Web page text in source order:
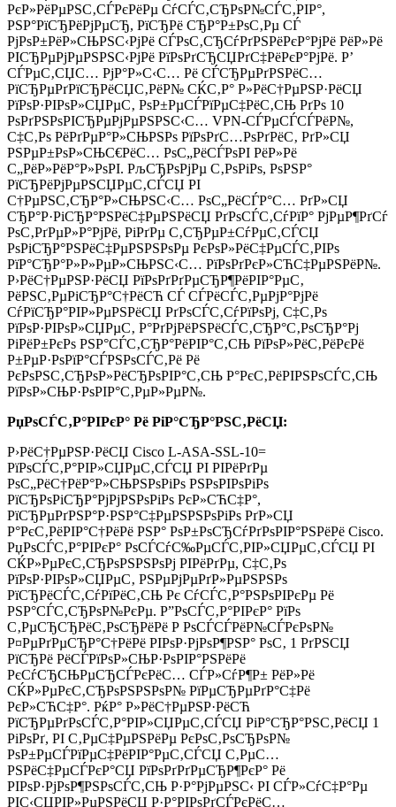
РєР»РёРµРЅС‚СЃРєРёРµ СѓСЃС‚СЂРѕР№СЃС‚РІР°,
РЅР°РїСЂРёРјРµСЂ, РїСЂРё СЂР°Р±РѕС‚Рµ СЃ
РјРѕР±РёР»СЊРЅС‹РјРё СЃРѕС‚СЂСѓРґРЅРёРєР°РјРё РёР»Рё
РІСЂРµРјРµРЅРЅС‹РјРё РїРѕРґСЂСЏРґС‡РёРєР°РјРё. Р’
СЃРµС‚СЏС… РјР°Р»С‹С… Рё СЃСЂРµРґРЅРёС…
РїСЂРµРґРїСЂРёСЏС‚РёР№ СЌС‚Р° Р»РёС†РµРЅР·РёСЏ
РїРѕР·РІРѕР»СЏРµС‚ РѕР±РµСЃРїРµС‡РёС‚СЊ РґРѕ 10
РѕРґРЅРѕРІСЂРµРјРµРЅРЅС‹С… VPN-СЃРµСЃСЃРёР№,
С‡С‚Рѕ РёРґРµР°Р»СЊРЅРѕ РїРѕРґС…РѕРґРёС‚ РґР»СЏ
РЅРµР±РѕР»СЊС€РёС… РѕС„РёСЃРѕРІ РёР»Рё
С„РёР»РёР°Р»РѕРІ. РљСЂРѕРјРµ С‚РѕРіРѕ, РѕРЅР°
РїСЂРёРјРµРЅСЏРµС‚СЃСЏ РІ
С†РµРЅС‚СЂР°Р»СЊРЅС‹С… РѕС„РёСЃР°С… РґР»СЏ
СЂР°Р·РіСЂР°РЅРёС‡РµРЅРёСЏ РґРѕСЃС‚СѓРїР° РјРµР¶РґСѓ
РѕС‚РґРµР»Р°РјРё, РіРґРµ С‚СЂРµР±СѓРµС‚СЃСЏ
РѕРіСЂР°РЅРёС‡РµРЅРЅРѕРµ РєРѕР»РёС‡РµСЃС‚РІРѕ
РїР°СЂР°Р»Р»РµР»СЊРЅС‹С… РїРѕРґРєР»СЋС‡РµРЅРёР№.
Р›РёС†РµРЅР·РёСЏ РїРѕРґРґРµСЂР¶РёРІР°РµС‚
РёРЅС‚РµРіСЂР°С†РёСЋ СЃ СЃРёСЃС‚РµРјР°РјРё
СѓРїСЂР°РІР»РµРЅРёСЏ РґРѕСЃС‚СѓРїРѕРј, С‡С‚Рѕ
РїРѕР·РІРѕР»СЏРµС‚ Р°РґРјРёРЅРёСЃС‚СЂР°С‚РѕСЂР°Рј
РіРёР±РєРѕ РЅР°СЃС‚СЂР°РёРІР°С‚СЊ РїРѕР»РёС‚РёРєРё
Р±РµР·РѕРїР°СЃРЅРѕСЃС‚Рё Рё
РєРѕРЅС‚СЂРѕР»РёСЂРѕРІР°С‚СЊ Р°РєС‚РёРІРЅРѕСЃС‚СЊ
РїРѕР»СЊР·РѕРІР°С‚РµР»РµР№.
РџРѕСЃС‚Р°РІРєР° Рё РіР°СЂР°РЅС‚РёСЏ:
Р›РёС†РµРЅР·РёСЏ Cisco L-ASA-SSL-10=
РїРѕСЃС‚Р°РІР»СЏРµС‚СЃСЏ РІ РІРёРґРµ
РѕС„РёС†РёР°Р»СЊРЅРѕРіРѕ РЅРѕРІРѕРіРѕ
РїСЂРѕРіСЂР°РјРјРЅРѕРіРѕ РєР»СЋС‡Р°,
РїСЂРµРґРЅР°Р·РЅР°С‡РµРЅРЅРѕРіРѕ РґР»СЏ
Р°РєС‚РёРІР°С†РёРё РЅР° РѕР±РѕСЂСѓРґРѕРІР°РЅРёРё Cisco.
РџРѕСЃС‚Р°РІРєР° РѕСЃСѓС‰РµСЃС‚РІР»СЏРµС‚СЃСЏ РІ
СЌР»РµРєС‚СЂРѕРЅРЅРѕРј РІРёРґРµ, С‡С‚Рѕ
РїРѕР·РІРѕР»СЏРµС‚ РЅРµРјРµРґР»РµРЅРЅРѕ
РїСЂРёСЃС‚СѓРїРёС‚СЊ Рє СѓСЃС‚Р°РЅРѕРІРєРµ Рё
РЅР°СЃС‚СЂРѕР№РєРµ. Р”РѕСЃС‚Р°РІРєР° РїРѕ
С‚РµСЂСЂРёС‚РѕСЂРёРё Р РѕСЃСЃРёР№СЃРєРѕР№
Р¤РµРґРµСЂР°С†РёРё РІРѕР·РјРѕР¶РЅР° РѕС‚ 1 РґРЅСЏ
РїСЂРё РёСЃРїРѕР»СЊР·РѕРІР°РЅРёРё
РєСѓСЂСЊРµСЂСЃРєРёС… СЃР»СѓР¶Р± РёР»Рё
СЌР»РµРєС‚СЂРѕРЅРЅРѕР№ РїРµСЂРµРґР°С‡Рё
РєР»СЋС‡Р°. РќР° Р»РёС†РµРЅР·РёСЋ
РїСЂРµРґРѕСЃС‚Р°РІР»СЏРµС‚СЃСЏ РіР°СЂР°РЅС‚РёСЏ 1
РіРѕРґ, РІ С‚РµС‡РµРЅРёРµ РєРѕС‚РѕСЂРѕР№
РѕР±РµСЃРїРµС‡РёРІР°РµС‚СЃСЏ С‚РµС…
РЅРёС‡РµСЃРєР°СЏ РїРѕРґРґРµСЂР¶РєР° Рё
РІРѕР·РјРѕР¶РЅРѕСЃС‚СЊ Р·Р°РјРµРЅС‹ РІ СЃР»СѓС‡Р°Рµ
РІС‹СЏРІР»РµРЅРёСЏ Р·Р°РІРѕРґСЃРєРёС…